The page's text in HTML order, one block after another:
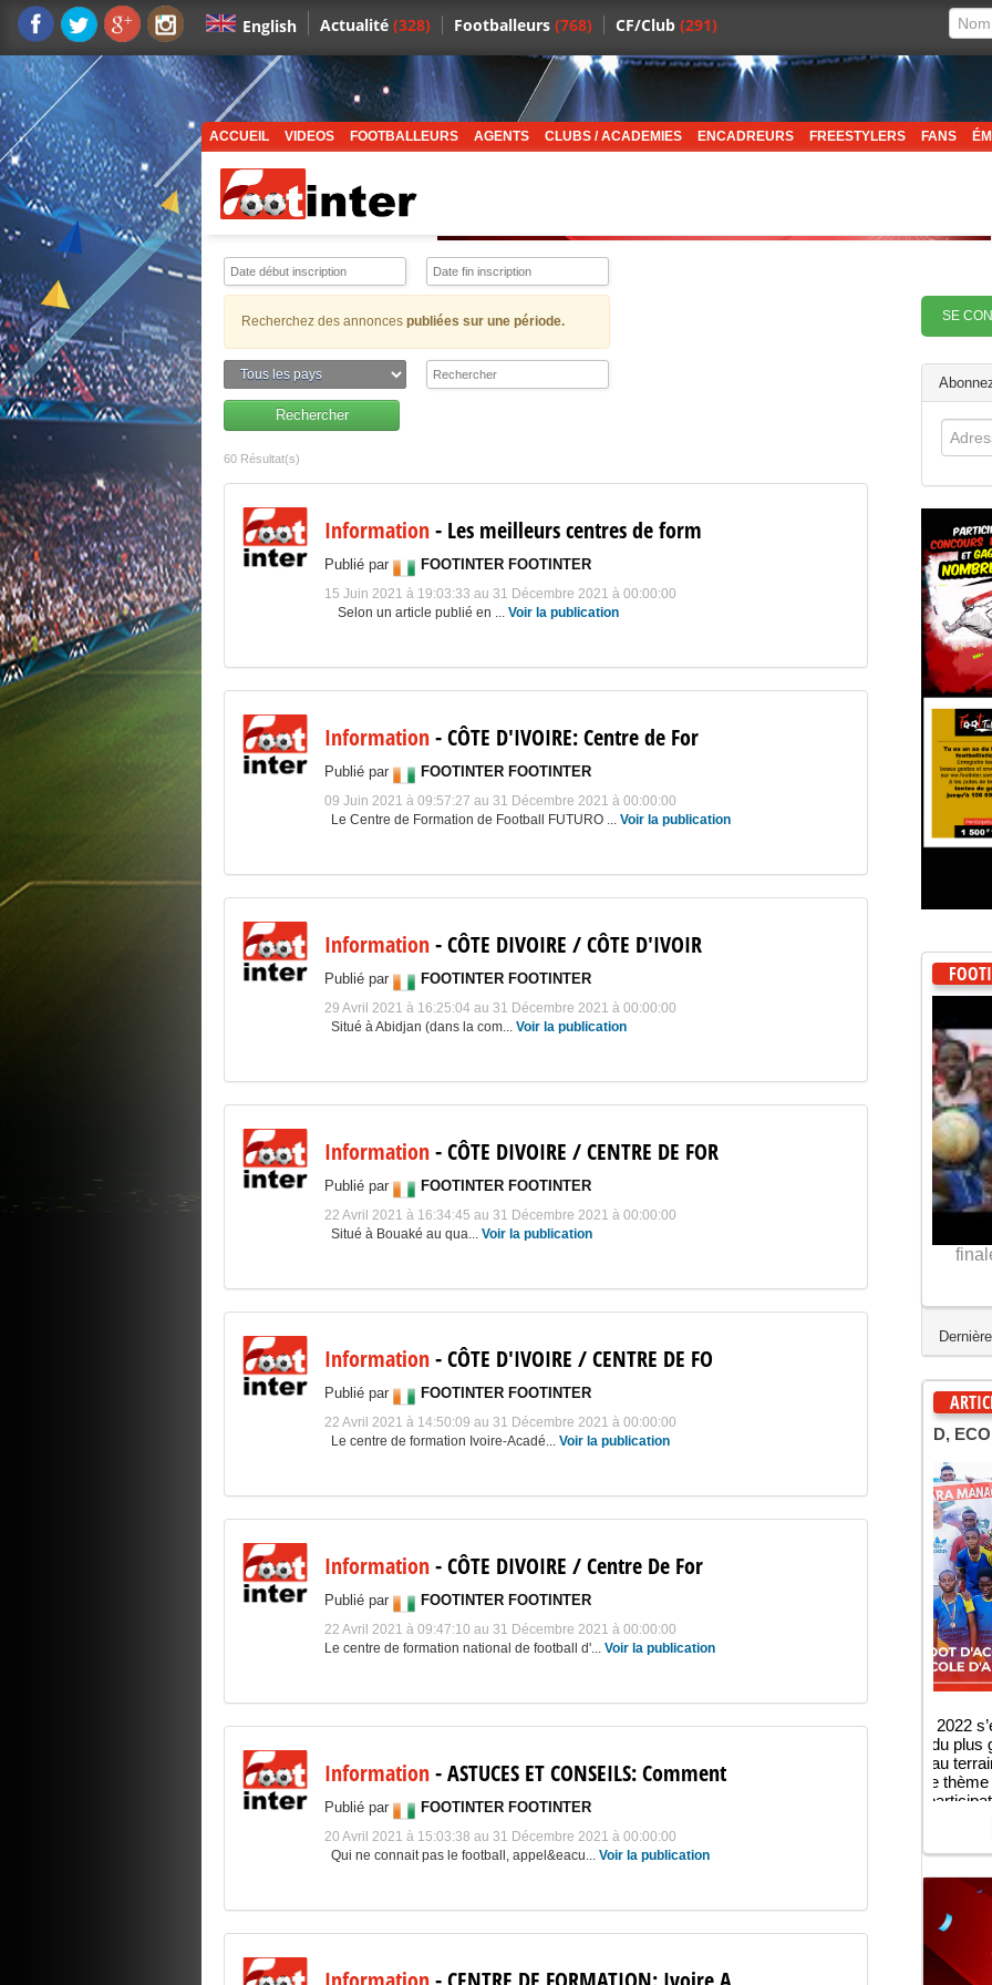
English Actualité (328) Footballeurs (768) CF/Club (291)
ACCUEIL VIDEOS FOOTBALLEURS AGENTS CLUBS / ACADEMIES ENCADREURS FREESTYLERS FANS
Recherchez des annonces publiées sur une période.
60 Résultat(s)
Information- Les meilleurs centres de form
Publié par FOOTINTER FOOTINTER
15 Juin 2021 à 19:03:33 au 31 Décembre 2021 à 00:00:00
Selon un article publié en ... Voir la publication
Information- CÔTE D'IVOIRE: Centre de For
Publié par FOOTINTER FOOTINTER
09 Juin 2021 à 09:57:27 au 31 Décembre 2021 à 00:00:00
Le Centre de Formation de Football FUTURO ... Voir la publication
Information- CÔTE DIVOIRE / CÔTE D'IVOIR
Publié par FOOTINTER FOOTINTER
29 Avril 2021 à 16:25:04 au 31 Décembre 2021 à 00:00:00
Situé à Abidjan (dans la com... Voir la publication
Information- CÔTE DIVOIRE / CENTRE DE FOR
Publié par FOOTINTER FOOTINTER
22 Avril 2021 à 16:34:45 au 31 Décembre 2021 à 00:00:00
Situé à Bouaké au qua... Voir la publication
Information- CÔTE D'IVOIRE / CENTRE DE FO
Publié par FOOTINTER FOOTINTER
22 Avril 2021 à 14:50:09 au 31 Décembre 2021 à 00:00:00
Le centre de formation Ivoire-Acadé... Voir la publication
Information- CÔTE DIVOIRE / Centre De For
Publié par FOOTINTER FOOTINTER
22 Avril 2021 à 09:47:10 au 31 Décembre 2021 à 00:00:00
Le centre de formation national de football d'... Voir la publication
Information- ASTUCES ET CONSEILS: Comment
Publié par FOOTINTER FOOTINTER
20 Avril 2021 à 15:03:38 au 31 Décembre 2021 à 00:00:00
Qui ne connait pas le football, appel&eacu... Voir la publication
SE
FOOT
08 Mai
Ce
DE